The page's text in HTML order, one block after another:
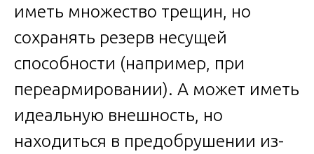
иметь множество трещин, но
сохранять резерв несущей
способности (например, при
переармировании). А может иметь
идеальную внешность, но
находиться в предобрушении из-